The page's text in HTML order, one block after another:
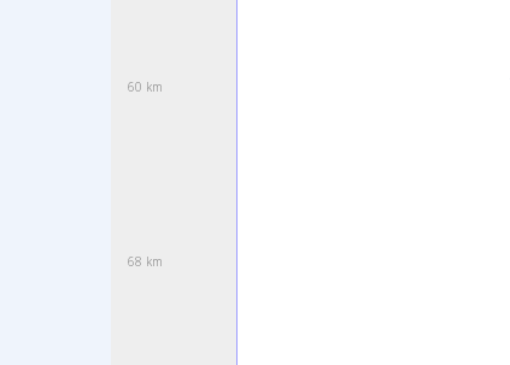
60 km
68 km